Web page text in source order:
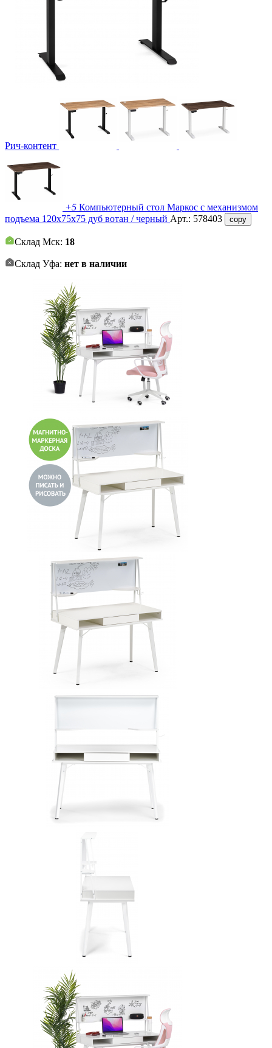
Рич-контент
+5 Компьютерный стол Маркос с механизмом
подъема 120х75х75 дуб вотан / черный Арт.: 578403 copy
Склад Мск: 18
Склад Уфа: нет в наличии